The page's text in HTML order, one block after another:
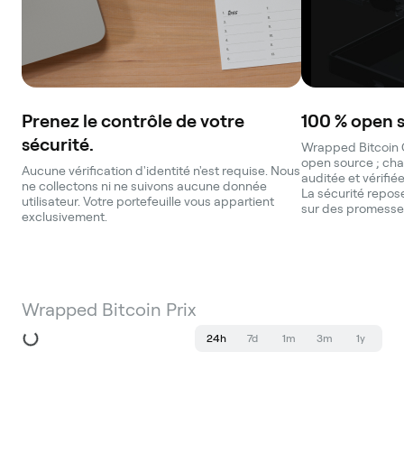
Prenez le contrôle de votre
sécurité.
Aucune vérification d'identité n'est requise. Nous
ne collectons ni ne suivons aucune donnée
utilisateur. Votre portefeuille vous appartient
exclusivement.
100 %
Wrapped Bitcoin
open source ;
auditée et
La sécurité
sur des
Wrapped Bitcoin Prix
24h 7d 1m 3m 1y